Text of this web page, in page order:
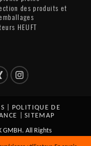
des produits et
HEUFT
POLITIQUE DE
SITEMAP
GMBH. All Rights